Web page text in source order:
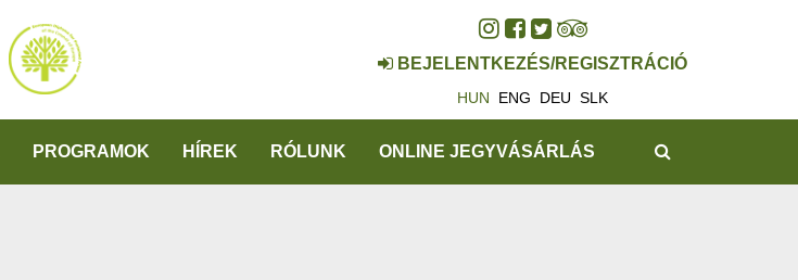
BEJELENTKEZÉS/REGISZTRÁCIÓ
HUN ENG DEU SLK
PROGRAMOK HÍREK RÓLUNK ONLINE JEGYVÁSÁRLÁS